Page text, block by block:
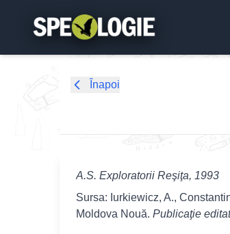
Înapoi
A.S. Exploratorii Reşiţa, 1993
Sursa: Iurkiewicz, A.,
Moldova Nouă. Publicaţie